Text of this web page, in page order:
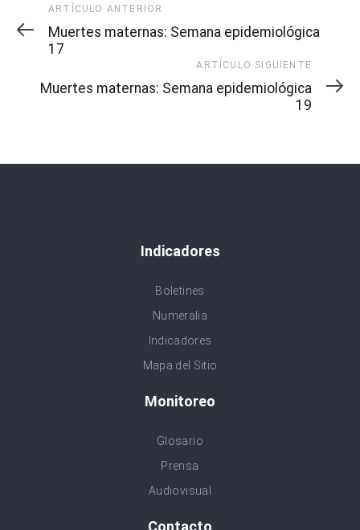
Artículo
Anterior
ARTÍCULO ANTERIOR
Muertes maternas: Semana epidemiológica
17
Siguiente
ARTÍCULO SIGUIENTE
Muertes maternas: Semana epidemiológica
19
Indicadores
Boletines
Numeralia
Indicadores
Mapa del Sitio
Monitoreo
Glosario
Prensa
Audiovisual
Contacto